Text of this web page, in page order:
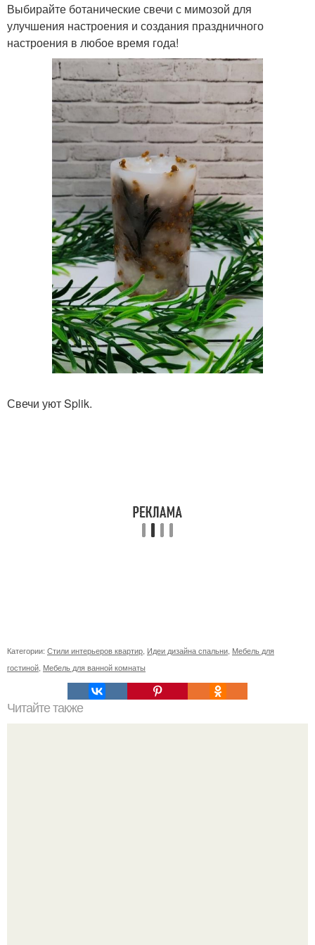
Выбирайте ботанические свечи с мимозой для
улучшения настроения и создания праздничного
настроения в любое время года!
Свечи уют Splik.
Категории: Стили интерьеров квартир Идеи дизайна спальни Мебель для
гостиной Мебель для ванной комнаты
Читайте также